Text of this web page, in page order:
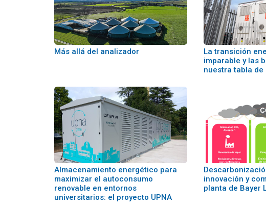
Más allá del analizador
La transición
imparable y las
nuestra tabla de
Almacenamiento energético para
maximizar el autoconsumo
renovable en entornos
universitarios: el proyecto UPNA
innovación y
planta de Bayer